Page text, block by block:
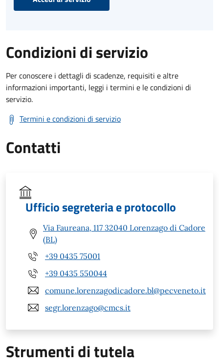
Condizioni di servizio
Per conoscere i dettagli di scadenze, requisiti e altre
informazioni importanti, leggi i termini e le condizioni di
servizio.
Termini e condizioni di servizio
Contatti
Ufficio segreteria e protocollo
Via Faureana, 117 32040 Lorenzago di Cadore
(BL)
+39 0435 75001
+39 0435 550044
comune.lorenzagodicadore.bl@pecveneto.it
segr.lorenzago@cmcs.it
Strumenti di tutela